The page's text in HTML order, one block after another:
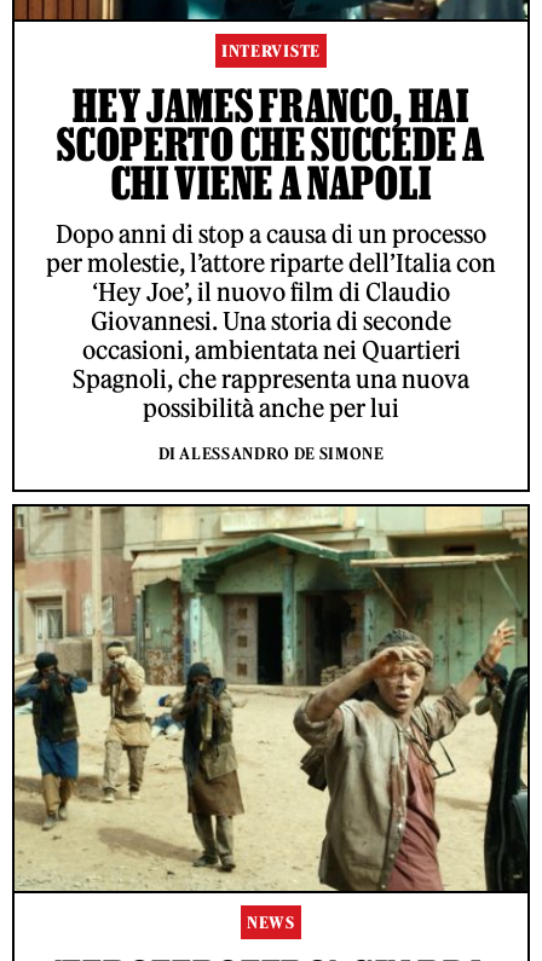
INTERVISTE
HEY JAMES FRANCO, HAI
SCOPERTO CHE SUCCEDE A
CHI VIENE A NAPOLI
Dopo anni di stop a causa di un processo
per molestie, l’attore riparte dell’Italia con
‘Hey Joe’, il nuovo film di Claudio
Giovannesi. Una storia di seconde
occasioni, ambientata nei Quartieri
Spagnoli, che rappresenta una nuova
possibilità anche per lui
DI ALESSANDRO DE SIMONE
NEWS